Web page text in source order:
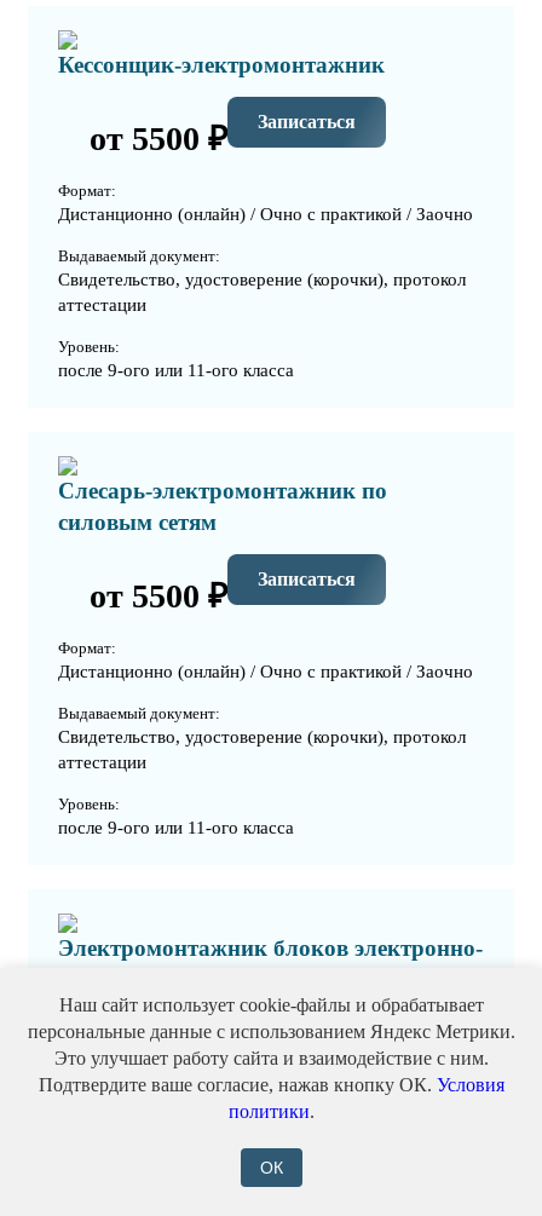
Кессонщик-электромонтажник
от 5500 ₽ Записаться
Формат:
Дистанционно (онлайн) / Очно с практикой / Заочно
Выдаваемый документ:
Свидетельство, удостоверение (корочки), протокол
аттестации
Уровень:
после 9-ого или 11-ого класса
Слесарь-электромонтажник по
силовым сетям
от 5500 ₽ Записаться
Формат:
Дистанционно (онлайн) / Очно с практикой / Заочно
Выдаваемый документ:
Свидетельство, удостоверение (корочки), протокол
аттестации
Уровень:
после 9-ого или 11-ого класса
Электромонтажник блоков электронно-
от 5500 ₽ Записаться
Наш сайт использует cookie-файлы и обрабатывает
персональные данные с использованием Яндекс Метрики.
Это улучшает работу сайта и взаимодействие с ним.
Подтвердите ваше согласие, нажав кнопку ОК. Условия
политики.
ОК